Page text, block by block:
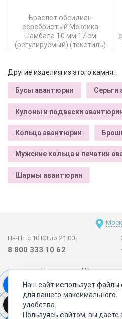
Браслет обсидиан
серебристый Мексика
шамбала 10 мм 17 см
(регулируемый) (текстиль)
Другие изделия из этого камня:
Бусы авантюрин Серьги
Кулоны и подвески
Кольца авантюрин
Мужские кольца и печатки
Шармы авантюрин
Пн-Пт с 10:00 до 21:00
8 800 333 10 62
Новинки
Договор-оферта
О
Отзывы покупателей
Обратная связь
Видео о
Наш сайт использует файлы
для вашего максимального
удобства.
Пользуясь сайтом, вы даете